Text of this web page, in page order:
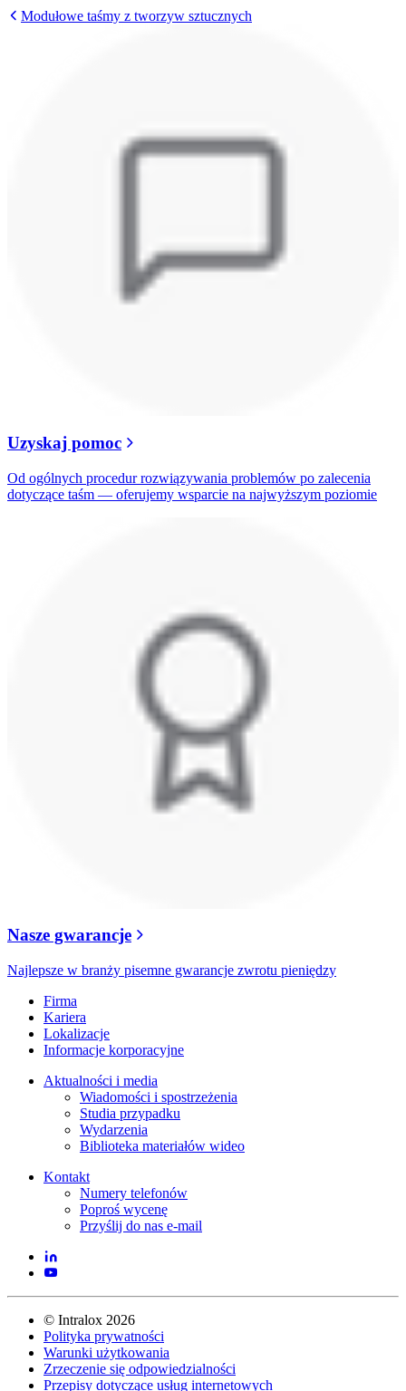
Modułowe taśmy z tworzyw sztucznych
Uzyskaj pomoc
Od ogólnych procedur rozwiązywania problemów po zalecenia
dotyczące taśm — oferujemy wsparcie na najwyższym poziomie
Nasze gwarancje
Najlepsze w branży pisemne gwarancje zwrotu pieniędzy
Firma
Kariera
Lokalizacje
Informacje korporacyjne
Aktualności i media
Wiadomości i spostrzeżenia
Studia przypadku
Wydarzenia
Biblioteka materiałów wideo
Kontakt
Numery telefonów
Poproś wycenę
Przyślij do nas e-mail
© Intralox 2026
Polityka prywatności
Warunki użytkowania
Zrzeczenie się odpowiedzialności
Przepisy dotyczące usług internetowych